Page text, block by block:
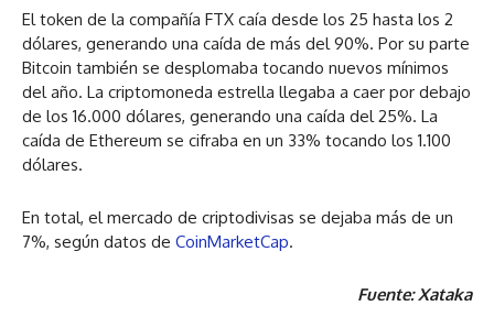
El token de la compañía FTX caía desde los 25 hasta los 2
dólares, generando una caída de más del 90%. Por su parte
Bitcoin también se desplomaba tocando nuevos mínimos
del año. La criptomoneda estrella llegaba a caer por debajo
de los 16.000 dólares, generando una caída del 25%. La
caída de Ethereum se cifraba en un 33% tocando los 1.100
dólares.
En total, el mercado de criptodivisas se dejaba más de un
7%, según datos de CoinMarketCap.
Fuente: Xataka